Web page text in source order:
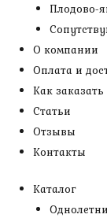
Плодово-
О компании
Оплата и
Как заказать
Статьи
Отзывы
Контакты
Каталог